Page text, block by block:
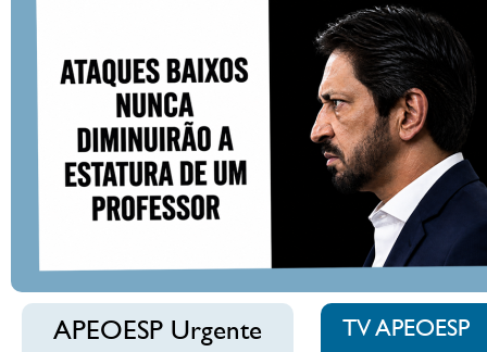
APEOESP Urgente TV APEOESP